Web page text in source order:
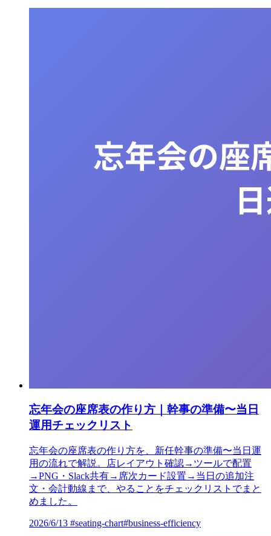
忘年会の座席表の作り方｜幹事の準備〜当日
運用チェックリスト
忘年会の座席表の作り方を、新任幹事の準備〜当日運
用の流れで解説。店レイアウト確認→ツールで配置
→PNG・Slack共有→席次カード設置→当日の追加注
文・会計動線まで、やることをチェックリストでまと
めました。
2026/6/13 #seating-chart#business-efficiency